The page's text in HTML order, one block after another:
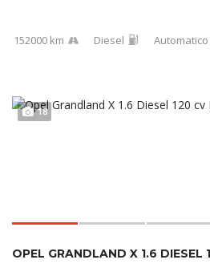
152000 km Diesel Automatico
18